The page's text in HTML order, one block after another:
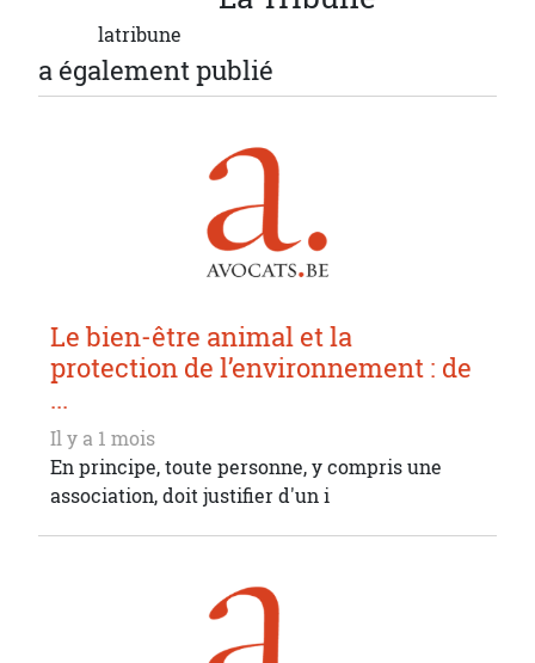
latribune
a également publié
Le bien-être animal et la
protection de l’environnement : de
...
Il y a 1 mois
En principe, toute personne, y compris une
association, doit justifier d'un i